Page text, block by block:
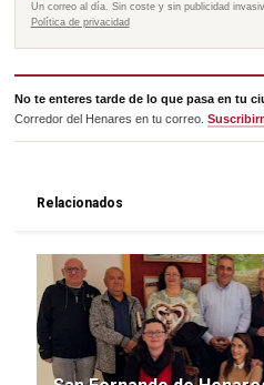
Un correo al día. Sin coste y sin publicidad
Política de privacidad
No te enteres tarde de lo que pasa en tu
Corredor del Henares en tu correo.
Relacionados